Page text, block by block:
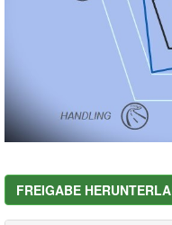
FREIGABE